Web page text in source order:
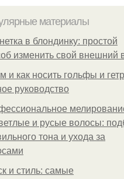
материалы
в блондинку: простой
изменить свой внешний
и как носить гольфы и
руководство
и русые волосы:
тона и ухода за
и стиль: самые